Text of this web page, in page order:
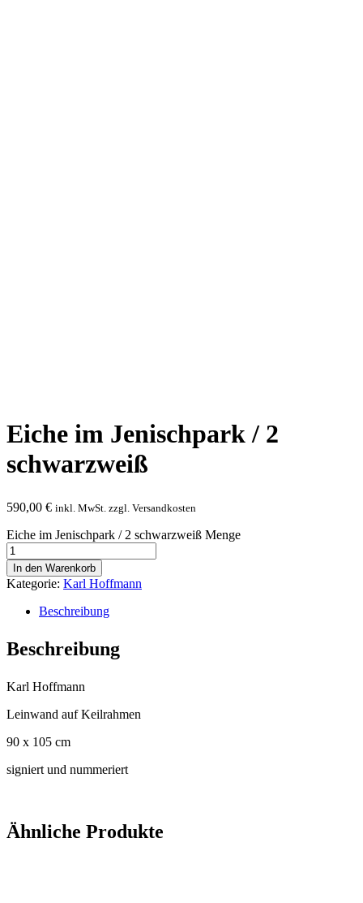
Eiche im Jenischpark / 2
schwarzweiß
590,00 € inkl. MwSt. zzgl. Versandkosten
Eiche im Jenischpark / 2 schwarzweiß Menge
In den Warenkorb
Kategorie: Karl Hoffmann
Beschreibung
Beschreibung
Karl Hoffmann
Leinwand auf Keilrahmen
90 x 105 cm
signiert und nummeriert
Ähnliche Produkte